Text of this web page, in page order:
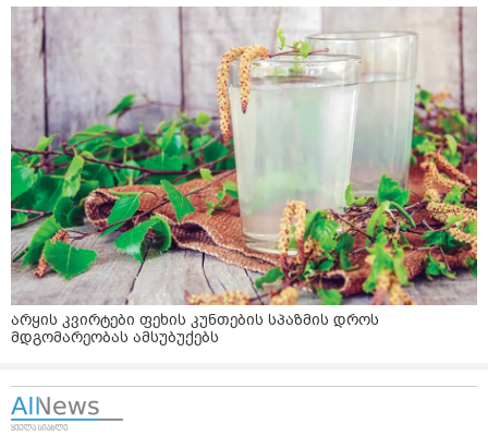
არყის კვირტები ფეხის კუნთების სპაზმის დროს
მდგომარეობას ამსუბუქებს